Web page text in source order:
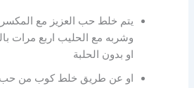
يتم خلط حب العزيز مع
وشربه مع الحليب اربع مرات
او بدون الحلبة
او عن طريق خلط كوب من